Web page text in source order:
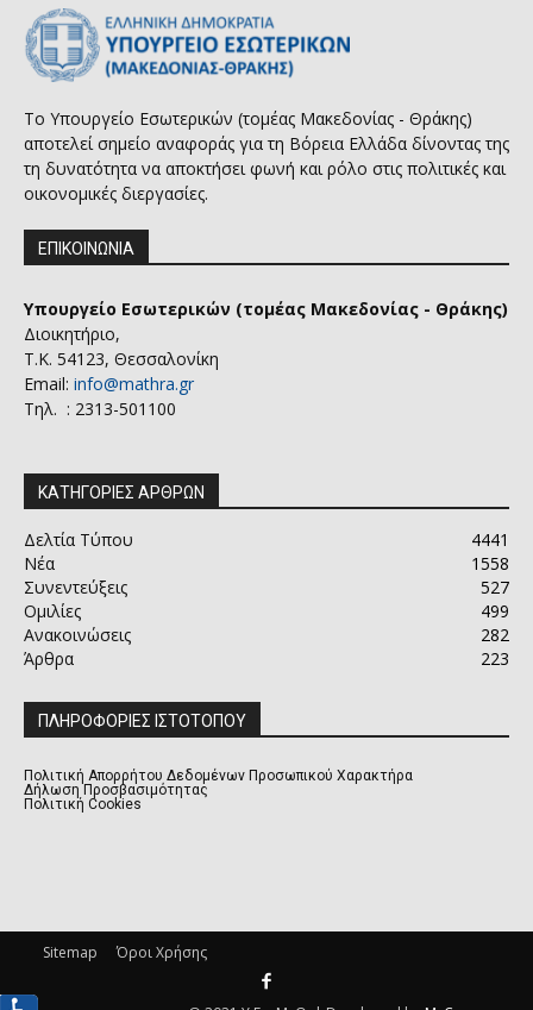
Το Υπουργείο Εσωτερικών (τομέας Μακεδονίας - Θράκης)
αποτελεί σημείο αναφοράς για τη Βόρεια Ελλάδα δίνοντας της
τη δυνατότητα να αποκτήσει φωνή και ρόλο στις πολιτικές και
οικονομικές διεργασίες.
ΕΠΙΚΟΙΝΩΝΙΑ
Υπουργείο Εσωτερικών (τομέας Μακεδονίας - Θράκης)
Διοικητήριο,
Τ.Κ. 54123, Θεσσαλονίκη
Email: info@mathra.gr
Τηλ. : 2313-501100
ΚΑΤΗΓΟΡΙΕΣ ΑΡΘΡΩΝ
Δελτία Τύπου
4441
Νέα
1558
Συνεντεύξεις
527
Ομιλίες
499
Ανακοινώσεις
282
Άρθρα
223
ΠΛΗΡΟΦΟΡΙΕΣ ΙΣΤΟΤΟΠΟΥ
Πολιτική Απορρήτου Δεδομένων Προσωπικού Χαρακτήρα
Δήλωση Προσβασιμότητας
Πολιτική Cookies
Sitemap Όροι Χρήσης